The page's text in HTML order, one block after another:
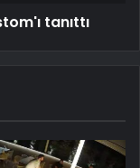
tanıttı